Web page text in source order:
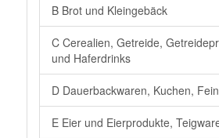
B Brot und Kleingebäck
C Cerealien, Getreide,
und Haferdrinks
D Dauerbackwaren, Kuchen,
E Eier und Eierprodukte,